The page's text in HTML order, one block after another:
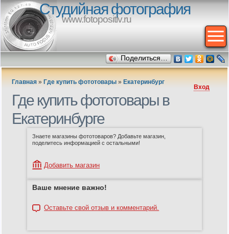
Студийная фотография
www.fotopositiv.ru
Поделиться…
Главная » Где купить фототовары » Екатеринбург
Вход
Где купить фототовары в
Екатеринбурге
Знаете магазины фототоваров? Добавьте магазин,
поделитесь информацией с остальными!
Добавить магазин
Ваше мнение важно!
Оставьте свой отзыв и комментарий.